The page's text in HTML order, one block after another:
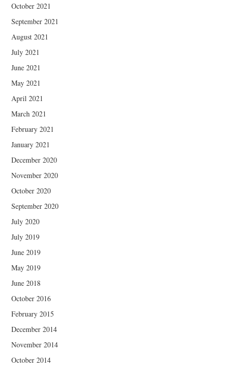
October 2021
September 2021
August 2021
July 2021
June 2021
May 2021
April 2021
March 2021
February 2021
January 2021
December 2020
November 2020
October 2020
September 2020
July 2020
July 2019
June 2019
May 2019
June 2018
October 2016
February 2015
December 2014
November 2014
October 2014